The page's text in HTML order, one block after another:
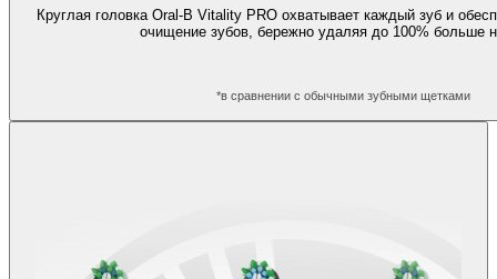
Круглая головка Oral-B Vitality PRO охватывает каждый зуб и
очищение зубов, бережно удаляя до 100% больше
*в сравнении с обычными зубными щетками